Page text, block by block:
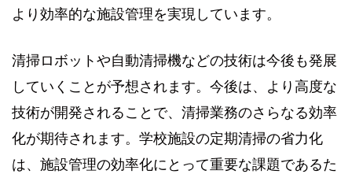
より効率的な施設管理を実現しています。
清掃ロボットや自動清掃機などの技術は今後も発展
していくことが予想されます。今後は、より高度な
技術が開発されることで、清掃業務のさらなる効率
化が期待されます。学校施設の定期清掃の省力化
は、施設管理の効率化にとって重要な課題であるた